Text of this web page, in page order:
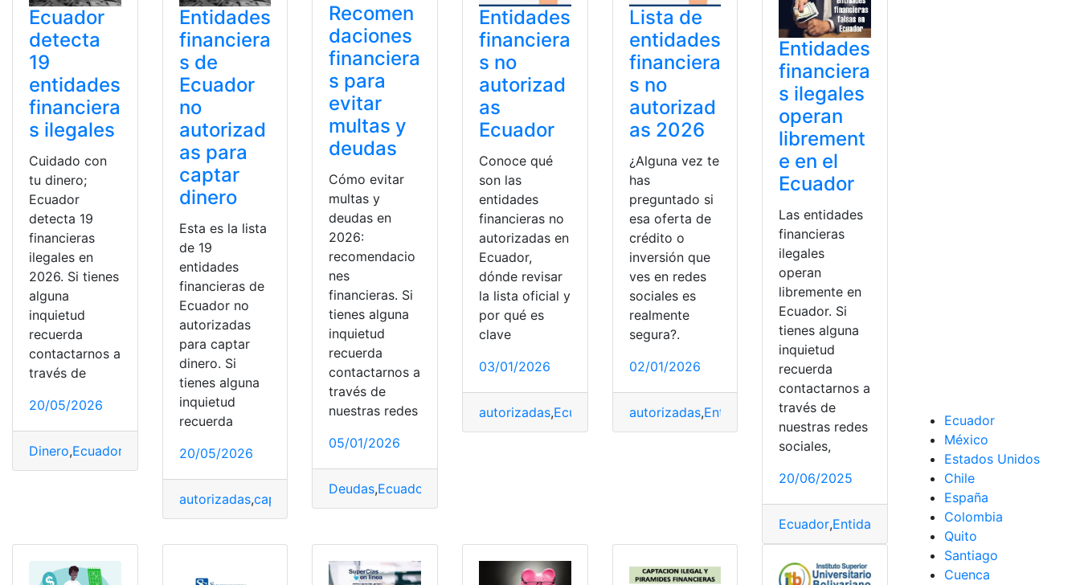
Ecuador
detecta
19
entidades
financiera
s ilegales
Cuidado con
tu dinero;
Ecuador
detecta 19
financieras
ilegales en
2026. Si tienes
alguna
inquietud
recuerda
contactarnos a
través de
20/05/2026
Dinero,Ecuador financieras,ilegales
Entidades
financiera
s de
Ecuador
no
autorizad
as para
captar
dinero
Esta es la lista
de 19
entidades
financieras de
Ecuador no
autorizadas
para captar
dinero. Si
tienes alguna
inquietud
recuerda
20/05/2026
autorizadas,captar Ecuador Entidades
Recomen
daciones
financiera
s para
evitar
multas y
deudas
Cómo evitar
multas y
deudas en
2026:
recomendacio
nes
financieras. Si
tienes alguna
inquietud
recuerda
contactarnos a
través de
nuestras redes
05/01/2026
Deudas,Ecuador
Entidades
financiera
s no
autorizad
as
Ecuador
Conoce qué
son las
entidades
financieras no
autorizadas en
Ecuador,
dónde revisar
la lista oficial y
por qué es
clave
03/01/2026
autorizadas,Ecuador Entidades,financieras
Lista de
entidades
financiera
s no
autorizad
as 2026
¿Alguna vez te
has
preguntado si
esa oferta de
crédito o
inversión que
ves en redes
sociales es
realmente
segura?.
02/01/2026
autorizadas,Entidades financieras,
Entidades
financiera
s ilegales
operan
librement
e en el
Ecuador
Las entidades
financieras
ilegales
operan
libremente en
Ecuador. Si
tienes alguna
inquietud
recuerda
contactarnos a
través de
nuestras redes
sociales,
20/06/2025
Ecuador,Entidades financieras,ilegales
Ecuador
México
Estados Unidos
Chile
España
Colombia
Quito
Santiago
Cuenca